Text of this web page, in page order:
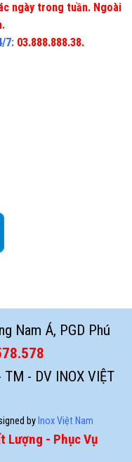
ngày trong tuần. Ngoài
7: 03.888.888.38.
Nam Á, PGD Phú
TM - DV INOX VIỆT
by Inox Việt Nam
Lượng - Phục Vụ